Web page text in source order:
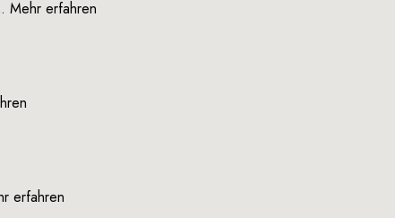
Mehr erfahren
erfahren